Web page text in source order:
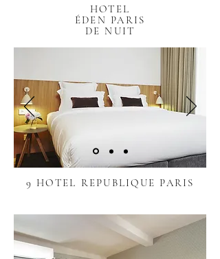
HOTEL
ÉDEN PARIS
DE NUIT
9 HOTEL REPUBLIQUE PARIS